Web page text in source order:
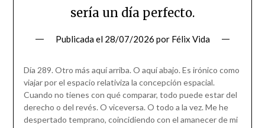
sería un día perfecto.
Publicada el 28/07/2026 por Félix Vida
Día 289. Otro más aquí arriba. O aquí abajo. Es irónico como
viajar por el espacio relativiza la concepción espacial.
Cuando no tienes con qué comparar, todo puede estar del
derecho o del revés. O viceversa. O todo a la vez. Me he
despertado temprano, coincidiendo con el amanecer de mi